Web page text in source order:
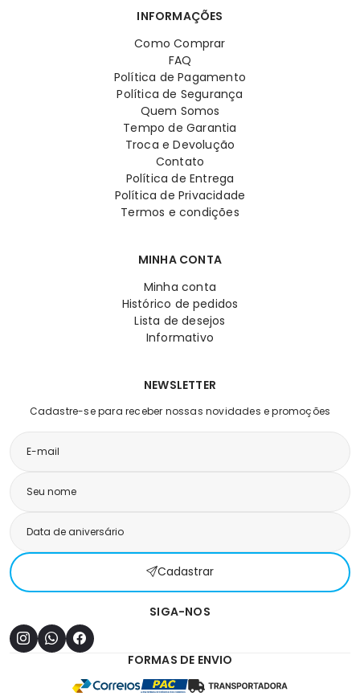
INFORMAÇÕES
Como Comprar
FAQ
Política de Pagamento
Política de Segurança
Quem Somos
Tempo de Garantia
Troca e Devolução
Contato
Política de Entrega
Política de Privacidade
Termos e condições
MINHA CONTA
Minha conta
Histórico de pedidos
Lista de desejos
Informativo
NEWSLETTER
Cadastre-se para receber nossas novidades e promoções
Cadastrar
SIGA-NOS
FORMAS DE ENVIO